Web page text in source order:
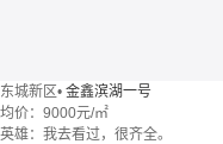
东城新区• 金鑫滨湖一号
均价： 9000元/㎡
英雄：我去看过，很齐全。